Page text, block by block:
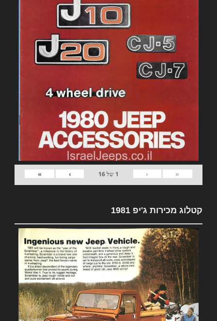
«
‹
1 של16
›
»
קטלוג מכירות ג'יפ 1981